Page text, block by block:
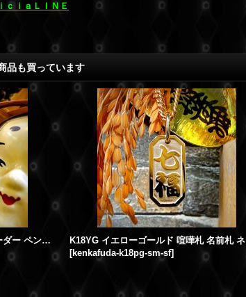
ｃｉａＬＩＮＥ
品も買っています
【2倍厚 / 両面 / 側面】喧嘩札 オーダー ペンダント SILVER シルバー オーダーメイド 製作実績（大サイズ）
[kenkafuda-k18pg-sm-sf]